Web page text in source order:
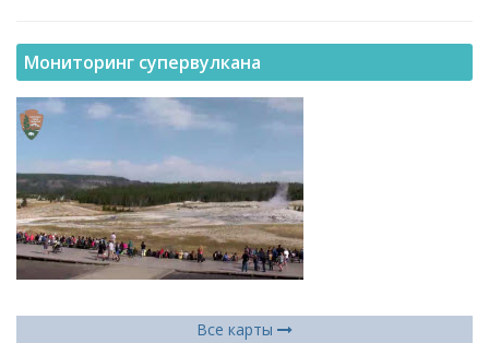
Мониторинг супервулкана
Все карты